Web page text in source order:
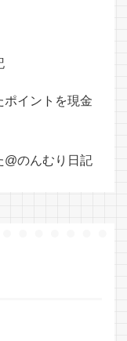
ポイントを現金
@のんむり日記